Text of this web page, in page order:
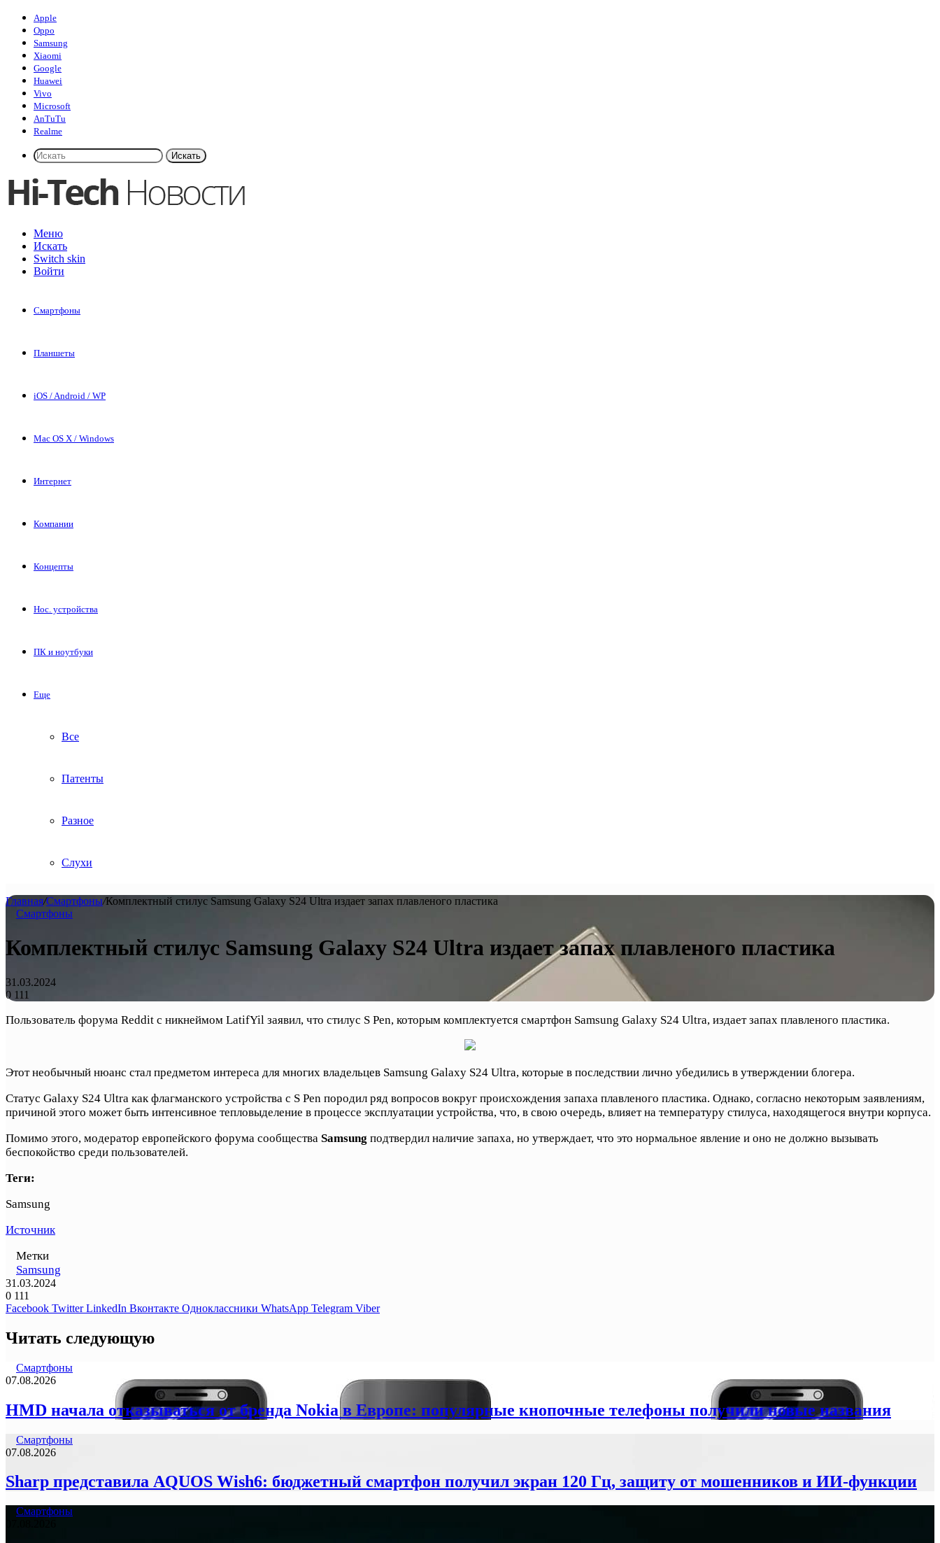
Apple
Oppo
Samsung
Xiaomi
Google
Huawei
Vivo
Microsoft
AnTuTu
Realme
Искать
Меню
Искать
Switch skin
Войти
Смартфоны
Планшеты
iOS / Android / WP
Mac OS X / Windows
Интернет
Компании
Концепты
Нос. устройства
ПК и ноутбуки
Еще
Все
Патенты
Разное
Слухи
Главная/Смартфоны/Комплектный стилус Samsung Galaxy S24 Ultra издает запах плавленого пластика
Смартфоны
Комплектный стилус Samsung Galaxy S24 Ultra издает запах плавленого пластика
31.03.2024
0 111
Пользователь форума Reddit с никнеймом LatifYil заявил, что стилус S Pen, которым комплектуется смартфон Samsung Galaxy S24 Ultra, издает запах плавленого пластика.
Этот необычный нюанс стал предметом интереса для многих владельцев Samsung Galaxy S24 Ultra, которые в последствии лично убедились в утверждении блогера.
Статус Galaxy S24 Ultra как флагманского устройства с S Pen породил ряд вопросов вокруг происхождения запаха плавленого пластика. Однако, согласно некоторым заявлениям,
причиной этого может быть интенсивное тепловыделение в процессе эксплуатации устройства, что, в свою очередь, влияет на температуру стилуса, находящегося внутри корпуса.
Помимо этого, модератор европейского форума сообщества Samsung подтвердил наличие запаха, но утверждает, что это нормальное явление и оно не должно вызывать
беспокойство среди пользователей.
Теги:
Samsung
Источник
Метки
Samsung
31.03.2024
0 111
Facebook Twitter LinkedIn Вконтакте Одноклассники WhatsApp Telegram Viber
Читать следующую
Смартфоны
07.08.2026
HMD начала отказываться от бренда Nokia в Европе: популярные кнопочные телефоны получили новые названия
Смартфоны
07.08.2026
Sharp представила AQUOS Wish6: бюджетный смартфон получил экран 120 Гц, защиту от мошенников и ИИ-функции
Смартфоны